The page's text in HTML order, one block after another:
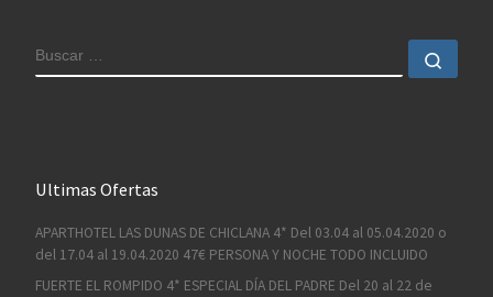
BUSCAR
Ultimas Ofertas
APARTHOTEL LAS DUNAS DE CHICLANA 4* Del 03.04 al 05.04.2020 o
del 17.04 al 19.04.2020 47€ PERSONA Y NOCHE TODO INCLUIDO
FUERTE EL ROMPIDO 4* ESPECIAL DÍA DEL PADRE Del 20 al 22 de